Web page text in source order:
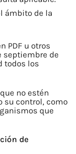
ámbito de la
PDF u otros
septiembre de
todos los
no estén
su control, como
que
de